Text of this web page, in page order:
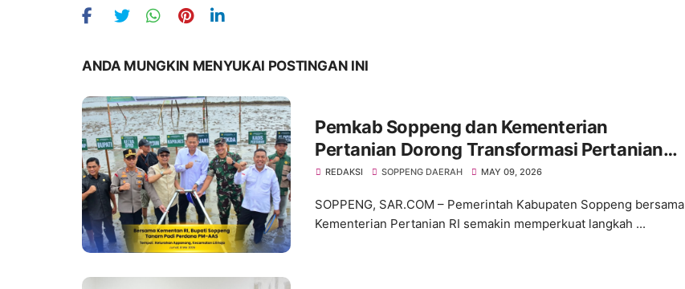
ANDA MUNGKIN MENYUKAI POSTINGAN INI
Pemkab Soppeng dan Kementerian
Pertanian Dorong Transformasi Pertanian
Modern, Tanam Perdana PM-AAS
Diluncurkan di Apanan
REDAKSI SOPPENG DAERAH MAY 09, 2026
SOPPENG, SAR.COM – Pemerintah Kabupaten Soppeng bersama
Kementerian Pertanian RI semakin memperkuat langkah ...